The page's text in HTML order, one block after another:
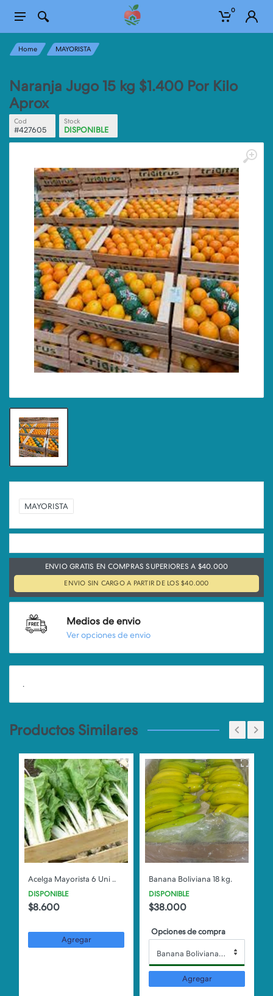
0
Home MAYORISTA
Naranja Jugo 15 kg $1.400 Por Kilo
Aprox
Cod
#427605
Stock
DISPONIBLE
MAYORISTA
ENVIO GRATIS EN COMPRAS SUPERIORES A $40.000
ENVIO SIN CARGO A PARTIR DE LOS $40.000
Medios de envio
Ver opciones de envio
.
Productos Similares
Acelga Mayorista 6 Uni ..
DISPONIBLE
$8.600
Agregar
Banana Boliviana 18 kg.
DISPONIBLE
$38.000
Opciones de compra
Banana Boliviana 18 kg.
Agregar